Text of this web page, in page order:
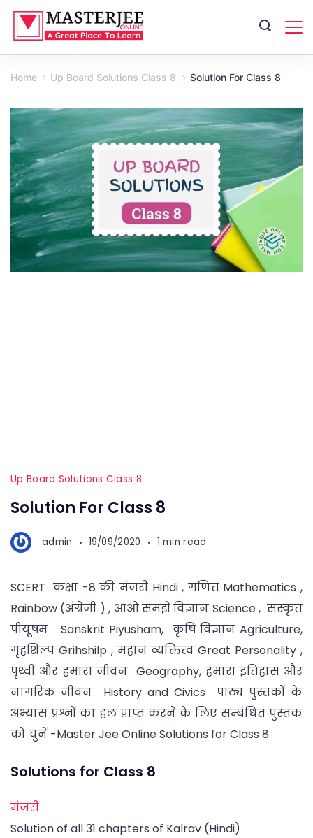
Skip
content
Home Up Board Solutions Class 8 Solution For Class 8
Up Board Solutions Class 8
Solution For Class 8
admin 19/09/2020 1 min read
SCERT कक्षा -8 की मंजरी Hindi , गणित Mathematics ,
Rainbow (अंग्रेजी ) , आओ समझें विज्ञान Science , संस्कृत
पीयूषम Sanskrit Piyusham, कृषि विज्ञान Agriculture,
गृहशिल्प Grihshilp , महान व्यक्तित्व Great Personality ,
पृथ्वी और हमारा जीवन Geography, हमारा इतिहास और
नागरिक जीवन History and Civics पाठ्य पुस्तकों के
अभ्यास प्रश्नों का हल प्राप्त करने के लिए सम्बंधित पुस्तक
को चुनें -Master Jee Online Solutions for Class 8
Solutions for Class 8
मंजरी
Solution of all 31 chapters of Kalrav (Hindi)